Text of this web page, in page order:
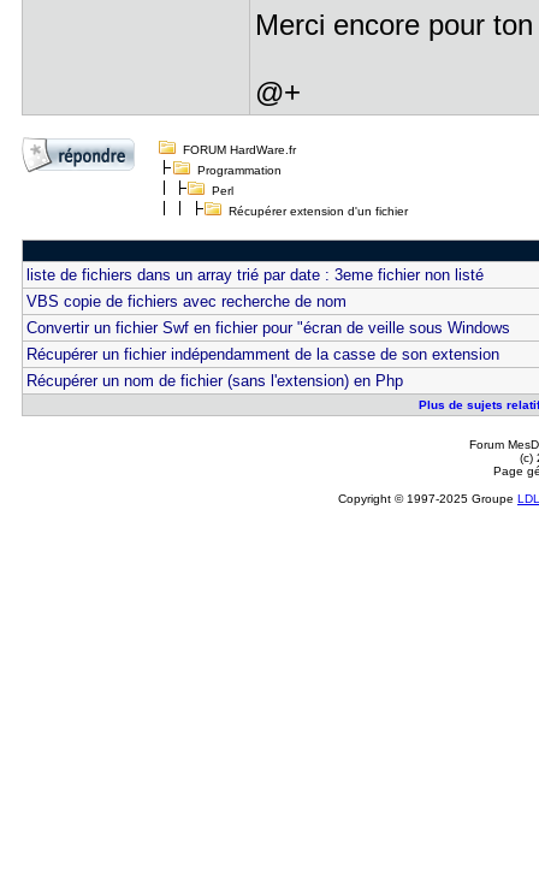
Merci encore pour
@+
FORUM HardWare.fr
Programmation
Perl
Récupérer extension d'un fichier
liste de fichiers dans un array trié par date : 3eme fichier non listé
VBS copie de fichiers avec recherche de nom
Convertir un fichier Swf en fichier pour "écran de veille sous Windows
Récupérer un fichier indépendamment de la casse de son extension
Récupérer un nom de fichier (sans l'extension) en Php
Plus de sujets
Forum
(c)
Page
Copyright © 1997-2025 Groupe